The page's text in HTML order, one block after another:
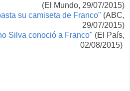
(El Mundo, 29/07/2015)
su camiseta de Franco" (ABC,
29/07/2015)
Silva conoció a Franco" (El País,
02/08/2015)